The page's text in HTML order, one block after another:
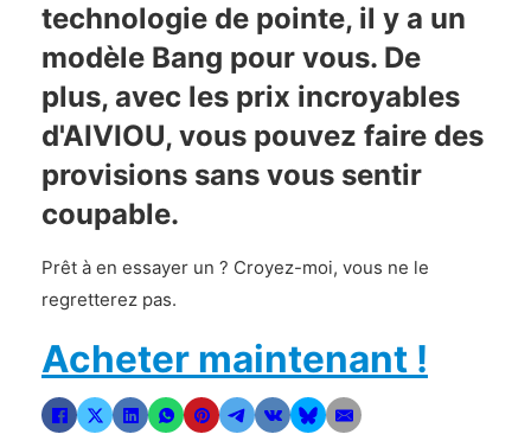
technologie de pointe, il y a un
modèle Bang pour vous. De
plus, avec les prix incroyables
d'AIVIOU, vous pouvez faire des
provisions sans vous sentir
coupable.
Prêt à en essayer un ? Croyez-moi, vous ne le
regretterez pas.
Acheter maintenant !